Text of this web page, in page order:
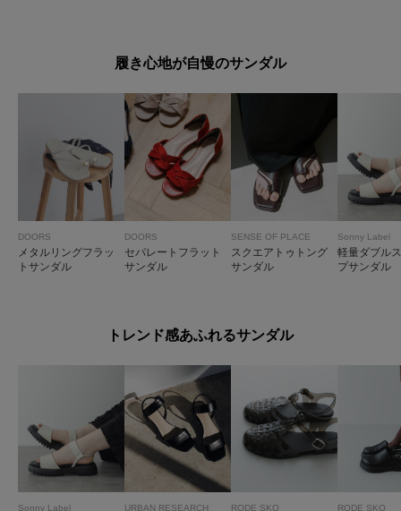
履き心地が自慢のサンダル
DOORS
メタルリングフラッ
トサンダル
DOORS
セパレートフラット
サンダル
SENSE OF PLACE
スクエアトゥトング
サンダル
Sonny Label
軽量ダブル
プサンダル
トレンド感あふれるサンダル
Sonny Label URBAN RESEARCH RODE SKO RODE SKO